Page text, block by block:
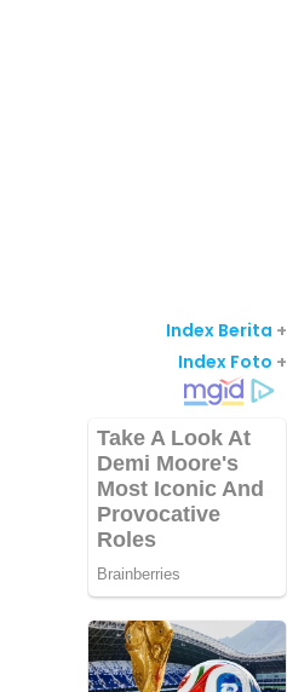
Index Berita +
Index Foto +